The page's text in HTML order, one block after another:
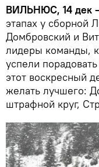
ВИЛЬНЮС, 14 дек
этапах у сборной
Домбровский и
лидеры команды,
успели
этот воскресный
желать лучшего:
штрафной круг,